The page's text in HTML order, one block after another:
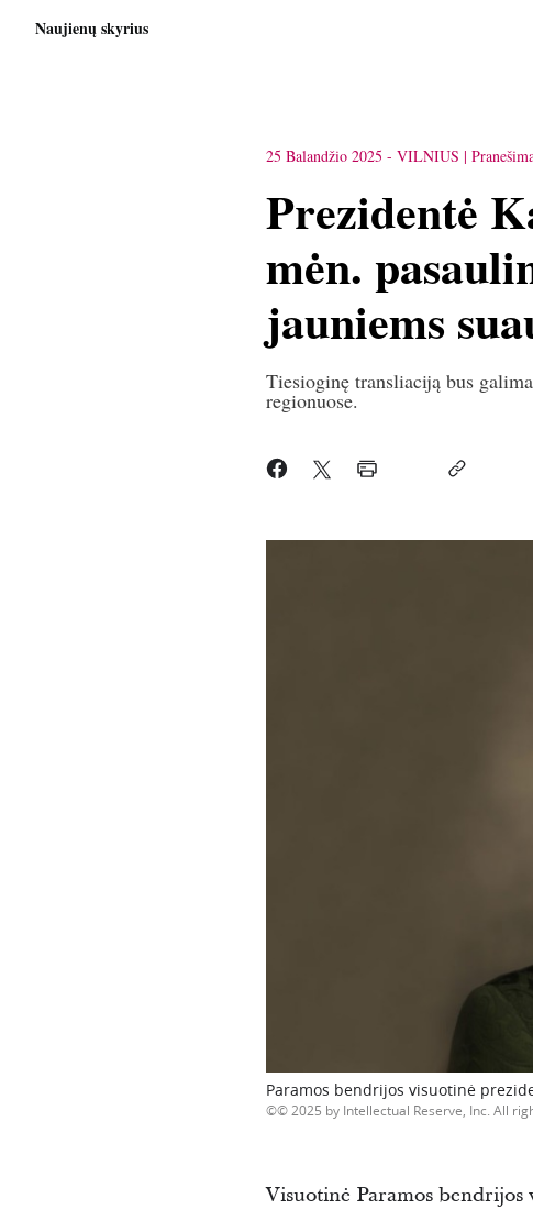
Naujienų skyrius
25 Balandžio 2025 - VILNIUS
Prezidentė
mėn.
jauniems
Tiesioginę transliaciją bus
regionuose.
Paramos bendrijos visuotinė
© 2025 by Intellectual Reserve, Inc. All
Visuotinė Paramos